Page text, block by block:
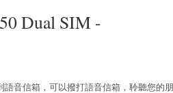
Dual SIM -
語音信箱，可以撥打語音信箱，聆聽您的